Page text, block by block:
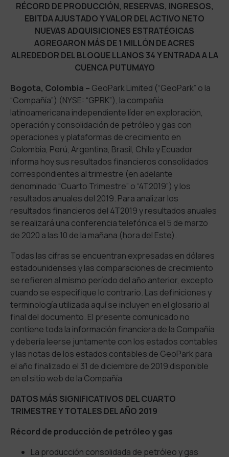
RÉCORD DE PRODUCCIÓN, RESERVAS, INGRESOS,
EBITDA AJUSTADO Y VALOR DEL ACTIVO NETO
NUEVAS ADQUISICIONES ESTRATÉGICAS
AGREGARON MÁS DE 1 MILLÓN DE ACRES
ALREDEDOR DEL BLOQUE LLANOS 34 Y ENTRADA A LA
CUENCA PUTUMAYO
Bogota, Colombia – GeoPark Limited (“GeoPark” o la
“Compañía”) (NYSE: “GPRK”), la compañía
latinoamericana independiente líder en exploración,
operación y consolidación de petróleo y gas con
operaciones y plataformas de crecimiento en
Colombia, Perú, Argentina, Brasil, Chile y Ecuador
informa hoy sus resultados financieros consolidados
correspondientes al trimestre (en adelante
denominado “Cuarto Trimestre” o “4T2019”) y los
resultados anuales del 2019. Para analizar los
resultados financieros del 4T2019 y resultados anuales
se realizará una conferencia telefónica el 5 de marzo
de 2020 a las 10 de la mañana (hora del Este).
Todas las cifras se encuentran expresadas en dólares
estadounidenses y las comparaciones de crecimiento
se refieren al mismo período del año anterior, excepto
cuando se especifique lo contrario. Las definiciones y
terminología utilizada aquí se incluyen en el glosario al
final del documento. El presente comunicado no
contiene toda la información financiera de la Compañía
y debería leerse juntamente con los estados contables
y las notas de los estados contables de GeoPark para
el año finalizado el 31 de diciembre de 2019 disponible
en el sitio web de la Compañía
DATOS MÁS SIGNIFICATIVOS DEL CUARTO
TRIMESTRE Y TOTALES DEL AÑO 2019
Récord de producción de petróleo y gas
La producción consolidada de petróleo y gas